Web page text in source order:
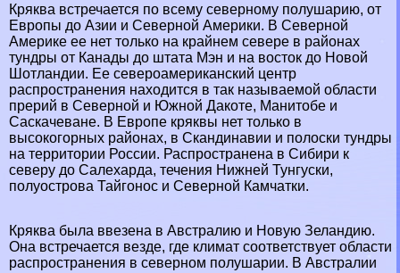
Кряква встречается по всему северному полушарию, от
Европы до Азии и Северной Америки. В Северной
Америке ее нет только на крайнем севере в районах
тундры от Канады до штата Мэн и на восток до Новой
Шотландии. Ее североамериканский центр
распространения находится в так называемой области
прерий в Северной и Южной Дакоте, Манитобе и
Саскачеване. В Европе кряквы нет только в
высокогорных районах, в Скандинавии и полоски тундры
на территории России. Распространена в Сибири к
северу до Салехарда, течения Нижней Тунгуски,
полуострова Тайгонос и Северной Камчатки.
Кряква была ввезена в Австралию и Новую Зеландию.
Она встречается везде, где климат соответствует области
распространения в северном полушарии. В Австралии